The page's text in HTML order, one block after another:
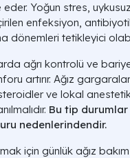
Yoğun stres,
enfeksiyon,
dönemleri tetikleyici
ağrı kontrolü ve
artırır. Ağız
ve lokal
Bu tip
nedenlerindendir.
için günlük ağız